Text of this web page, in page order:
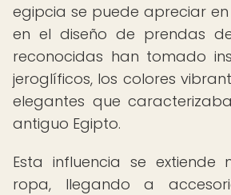
egipcia se puede apreciar
en el diseño de prendas
reconocidas han tomado
jeroglíficos, los colores
elegantes que
antiguo Egipto.
Esta influencia se
ropa, llegando a